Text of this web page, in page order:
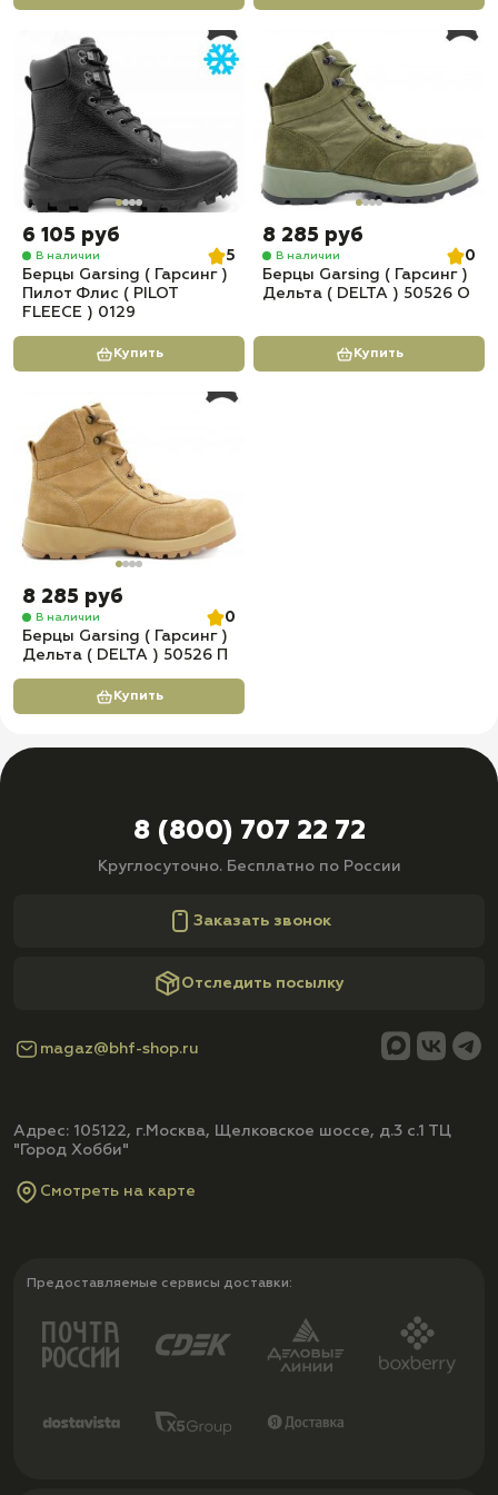
6 105 руб
В наличии
5
Берцы Garsing ( Гарсинг )
Пилот Флис ( PILOT
FLEECE ) 0129
Купить
8 285 руб
В наличии
0
Берцы Garsing ( Гарсинг )
Дельта ( DELTA ) 50526 O
Купить
8 285 руб
В наличии
0
Берцы Garsing ( Гарсинг )
Дельта ( DELTA ) 50526 П
Купить
8 (800) 707 22 72
Круглосуточно. Бесплатно по России
Заказать звонок
Отследить посылку
magaz@bhf-shop.ru
Адрес: 105122, г.Москва, Щелковское шоссе, д.3 с.1 ТЦ
"Город Хобби"
Смотреть на карте
Предоставляемые сервисы доставки: